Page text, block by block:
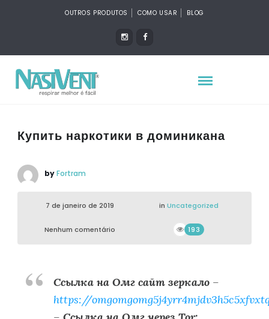
OUTROS PRODUTOS COMO USAR BLOG
Купить наркотики в доминикана
byFortram
7 de janeiro de 2019 in Uncategorized
Nenhum comentário 193
Ссылка на Омг сайт зеркало–
https://